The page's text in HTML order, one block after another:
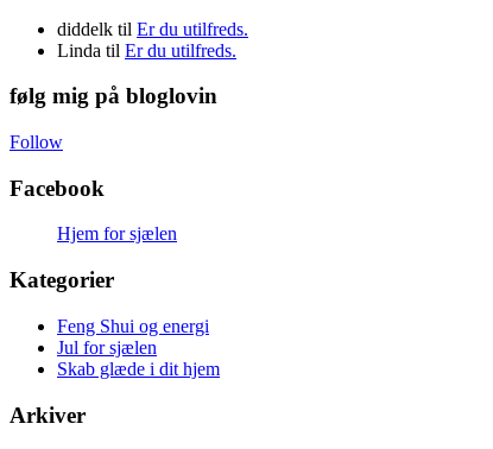
diddelk til Er du utilfreds.
Linda til Er du utilfreds.
følg mig på bloglovin
Follow
Facebook
Hjem for sjælen
Kategorier
Feng Shui og energi
Jul for sjælen
Skab glæde i dit hjem
Arkiver